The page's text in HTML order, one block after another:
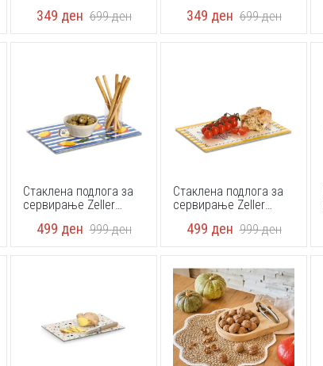
x 0,3 cm
349 ден 699ден
x 0,3 cm
349 ден 699ден
Стаклена подлога за
сервирање Zeller
499 ден 999ден
Стаклена подлога за
сервирање Zeller
499 ден 999ден